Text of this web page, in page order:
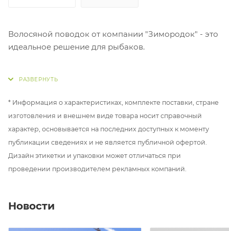
Волосяной поводок от компании "Зимородок" - это
идеальное решение для рыбаков.
оснасткой.
заключается в способе крепления насадки, которая
фиксируется на специальном волосе. Идея
появления волосяного поводка заключается в
разделении насадки и крючка. Когда насадка
выталкивает наружу вместе с крючком.
* Информация о характеристиках, комплекте поставки, стране
изготовления и внешнем виде товара носит справочный
характер, основывается на последних доступных к моменту
публикации сведениях и не является публичной офертой.
Дизайн этикетки и упаковки может отличаться при
проведении производителем рекламных компаний.
Новости